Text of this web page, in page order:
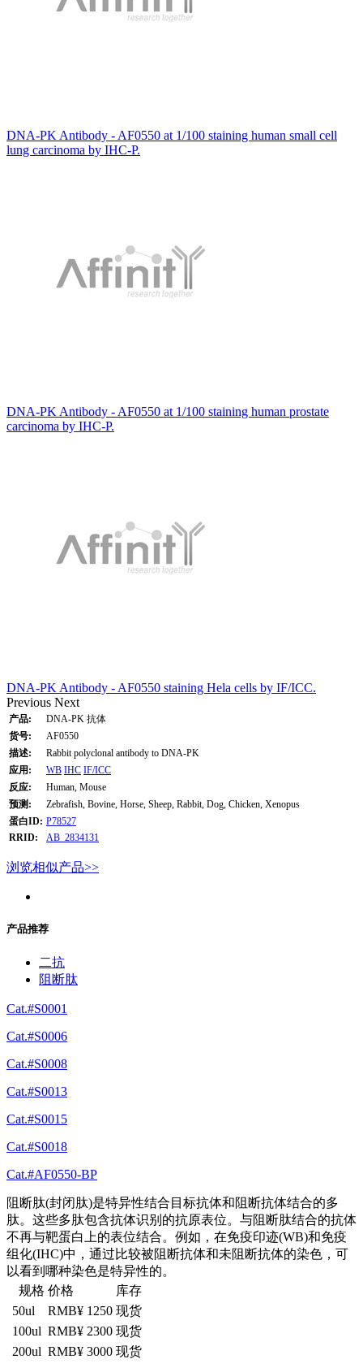
DNA-PK Antibody - AF0550 at 1/100 staining human small cell
lung carcinoma by IHC-P.
DNA-PK Antibody - AF0550 at 1/100 staining human prostate
carcinoma by IHC-P.
DNA-PK Antibody - AF0550 staining Hela cells by IF/ICC.
Previous Next
产品:
DNA-PK 抗体
货号:
AF0550
描述:
Rabbit polyclonal antibody to DNA-PK
应用:
WB IHC IF/ICC
反应:
Human, Mouse
预测:
Zebrafish, Bovine, Horse, Sheep, Rabbit, Dog, Chicken, Xenopus
蛋白ID: P78527
RRID:
AB_2834131
浏览相似产品>>
产品推荐
二抗
阻断肽
Cat.#S0001
Cat.#S0006
Cat.#S0008
Cat.#S0013
Cat.#S0015
Cat.#S0018
Cat.#AF0550-BP
阻断肽(封闭肽)是特异性结合目标抗体和阻断抗体结合的多
肽。这些多肽包含抗体识别的抗原表位。与阻断肽结合的抗体
不再与靶蛋白上的表位结合。例如，在免疫印迹(WB)和免疫
组化(IHC)中，通过比较被阻断抗体和未阻断抗体的染色，可
以看到哪种染色是特异性的。
规格 价格
库存
50ul
RMB¥ 1250 现货
100ul RMB¥ 2300 现货
200ul RMB¥ 3000 现货